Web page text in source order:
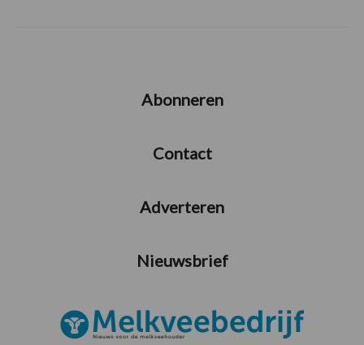
Abonneren
Contact
Adverteren
Nieuwsbrief